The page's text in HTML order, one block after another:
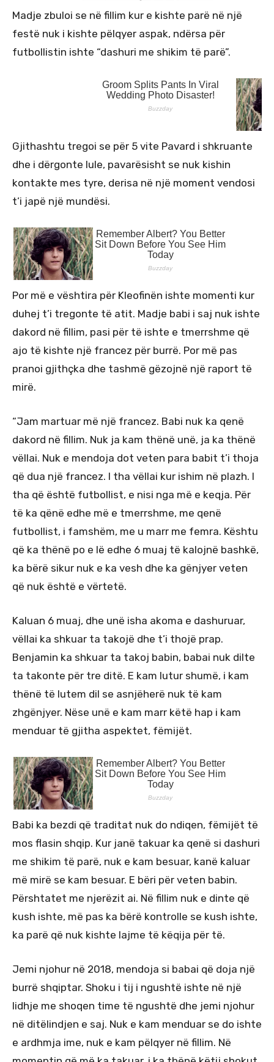
Madje zbuloi se në fillim kur e kishte parë në një
festë nuk i kishte pëlqyer aspak, ndërsa për
futbollistin ishte “dashuri me shikim të parë”.
Gjithashtu tregoi se për 5 vite Pavard i shkruante
dhe i dërgonte lule, pavarësisht se nuk kishin
kontakte mes tyre, derisa në një moment vendosi
t’i japë një mundësi.
Por më e vështira për Kleofinën ishte momenti kur
duhej t’i tregonte të atit. Madje babi i saj nuk ishte
dakord në fillim, pasi për të ishte e tmerrshme që
ajo të kishte një francez për burrë. Por më pas
pranoi gjithçka dhe tashmë gëzojnë një raport të
mirë.
“Jam martuar më një francez. Babi nuk ka qenë
dakord në fillim. Nuk ja kam thënë unë, ja ka thënë
vëllai. Nuk e mendoja dot veten para babit t’i thoja
që dua një francez. I tha vëllai kur ishim në plazh. I
tha që është futbollist, e nisi nga më e keqja. Për
të ka qënë edhe më e tmerrshme, me qenë
futbollist, i famshëm, me u marr me femra. Kështu
që ka thënë po e lë edhe 6 muaj të kalojnë bashkë,
ka bërë sikur nuk e ka vesh dhe ka gënjyer veten
që nuk është e vërtetë.
Kaluan 6 muaj, dhe unë isha akoma e dashuruar,
vëllai ka shkuar ta takojë dhe t’i thojë prap.
Benjamin ka shkuar ta takoj babin, babai nuk dilte
ta takonte për tre ditë. E kam lutur shumë, i kam
thënë të lutem dil se asnjëherë nuk të kam
zhgënjyer. Nëse unë e kam marr këtë hap i kam
menduar të gjitha aspektet, fëmijët.
Babi ka bezdi që traditat nuk do ndiqen, fëmijët të
mos flasin shqip. Kur janë takuar ka qenë si dashuri
me shikim të parë, nuk e kam besuar, kanë kaluar
më mirë se kam besuar. E bëri për veten babin.
Përshtatet me njerëzit ai. Në fillim nuk e dinte që
kush ishte, më pas ka bërë kontrolle se kush ishte,
ka parë që nuk kishte lajme të këqija për të.
Jemi njohur në 2018, mendoja si babai që doja një
burrë shqiptar. Shoku i tij i ngushtë ishte në një
lidhje me shoqen time të ngushtë dhe jemi njohur
në ditëlindjen e saj. Nuk e kam menduar se do ishte
e ardhmja ime, nuk e kam pëlqyer në fillim. Në